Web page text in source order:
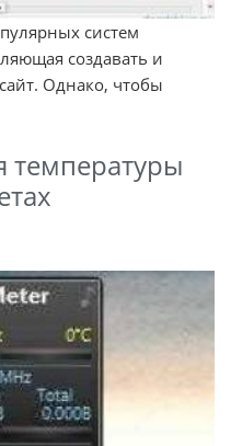
систем
создавать и
Однако, чтобы
температуры